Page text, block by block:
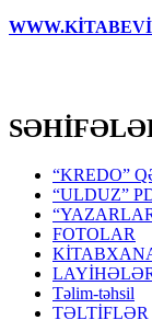
“KREDO”
“ULDUZ”
FOTOLAR
Təlim-təhsil
TƏLTİFLƏR